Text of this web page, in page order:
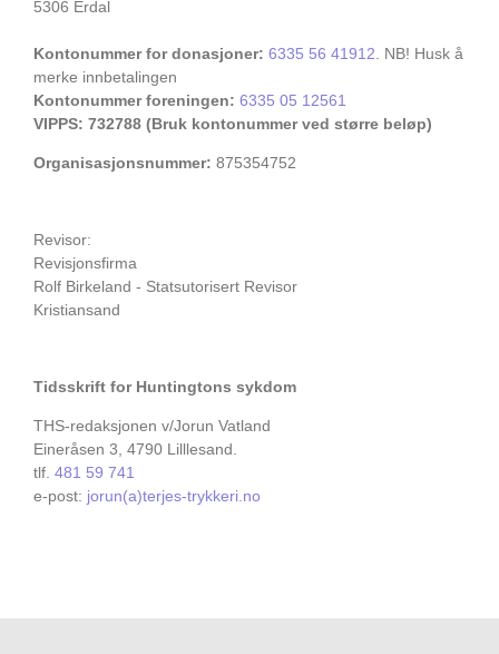
5306 Erdal
Kontonummer for donasjoner: 6335 56 41912. NB! Husk å
merke innbetalingen
Kontonummer foreningen: 6335 05 12561
VIPPS: 732788 (Bruk kontonummer ved større beløp)
Organisasjonsnummer: 875354752
Revisor:
Revisjonsfirma
Rolf Birkeland - Statsutorisert Revisor
Kristiansand
Tidsskrift for Huntingtons sykdom
THS-redaksjonen v/Jorun Vatland
Eineråsen 3, 4790 Lilllesand.
tlf. 481 59 741
e-post: jorun(a)terjes-trykkeri.no